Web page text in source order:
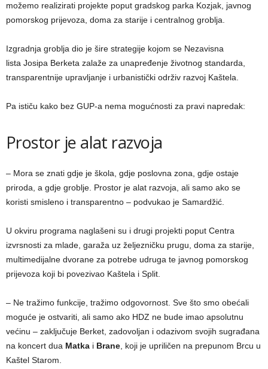
možemo realizirati projekte poput gradskog parka Kozjak, javnog
pomorskog prijevoza, doma za starije i centralnog groblja.
Izgradnja groblja dio je šire strategije kojom se Nezavisna
lista Josipa Berketa zalaže za unapređenje životnog standarda,
transparentnije upravljanje i urbanistički održiv razvoj Kaštela.
Pa ističu kako bez GUP-a nema mogućnosti za pravi napredak:
Prostor je alat razvoja
– Mora se znati gdje je škola, gdje poslovna zona, gdje ostaje
priroda, a gdje groblje. Prostor je alat razvoja, ali samo ako se
koristi smisleno i transparentno – podvukao je Samardžić.
U okviru programa naglašeni su i drugi projekti poput Centra
izvrsnosti za mlade, garaža uz željezničku prugu, doma za starije,
multimedijalne dvorane za potrebe udruga te javnog pomorskog
prijevoza koji bi povezivao Kaštela i Split.
– Ne tražimo funkcije, tražimo odgovornost. Sve što smo obećali
moguće je ostvariti, ali samo ako HDZ ne bude imao apsolutnu
većinu – zaključuje Berket, zadovoljan i odazivom svojih sugrađana
na koncert dua Matka i Brane, koji je upriličen na prepunom Brcu u
Kaštel Starom.